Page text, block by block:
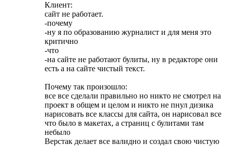
Клиент:
сайт не работает.
-почему
-ну я по образованию журналист и для меня это
критично
-что
-на сайте не работают булиты, ну в редакторе они
есть а на сайте чистый текст.
Почему так произошло:
все все сделали правильно но никто не смотрел на
проект в общем и целом и никто не пнул дизика
нарисовать все классы для сайта, он нарисовал все
что было в макетах, а страниц с булитами там
небыло
Верстак делает все валидно и создал свою чистую